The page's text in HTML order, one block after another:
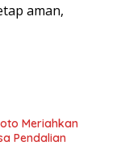
aman,
Meriahkan
Pendalian